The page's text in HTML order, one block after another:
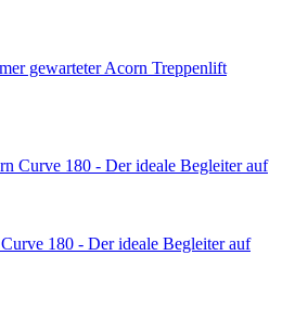
gewarteter Acorn Treppenlift
180 - Der ideale Begleiter auf